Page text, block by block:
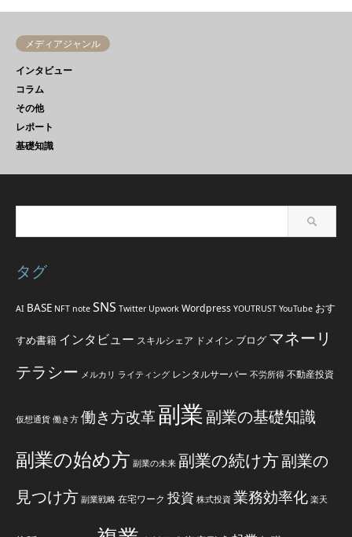
メディアジャンル
インタビュー
コラム
その他
レポート
基礎知識
タグ
AI BASE NFT note SNS Twitter Upwork Wordpress YOUTRUST YouTube おす
すめ書籍 インタビュー スキルシェア ドメイン ブログ マネーリ
テラシー メルカリ ライティング レンタルサーバー 不労所得 不動産投資
仮想通貨 働き方 働き方改革副業副業の基礎知識
副業の始め方 副業の未来 副業の続け方副業の
見つけ方 副業戦略 在宅ワーク 投資 株式投資 業務効率化 楽天